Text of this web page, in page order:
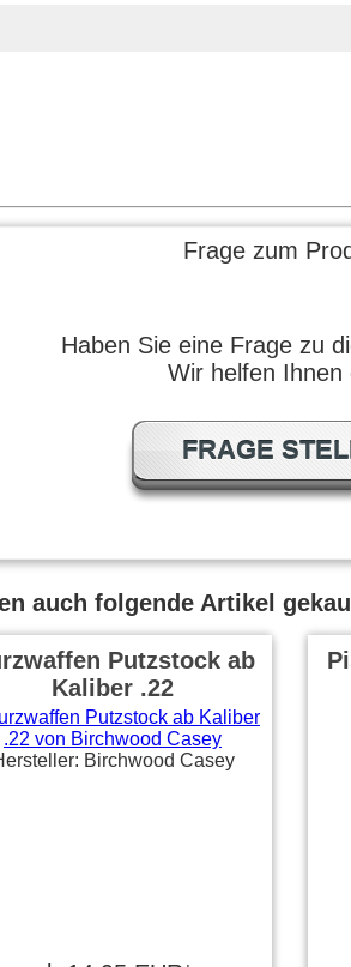
Frage zum
Haben Sie eine Frage zu
Wir helfen Ihnen
FRAGE
auch folgende Artikel
Putzstock ab
Kaliber .22
Birchwood Casey